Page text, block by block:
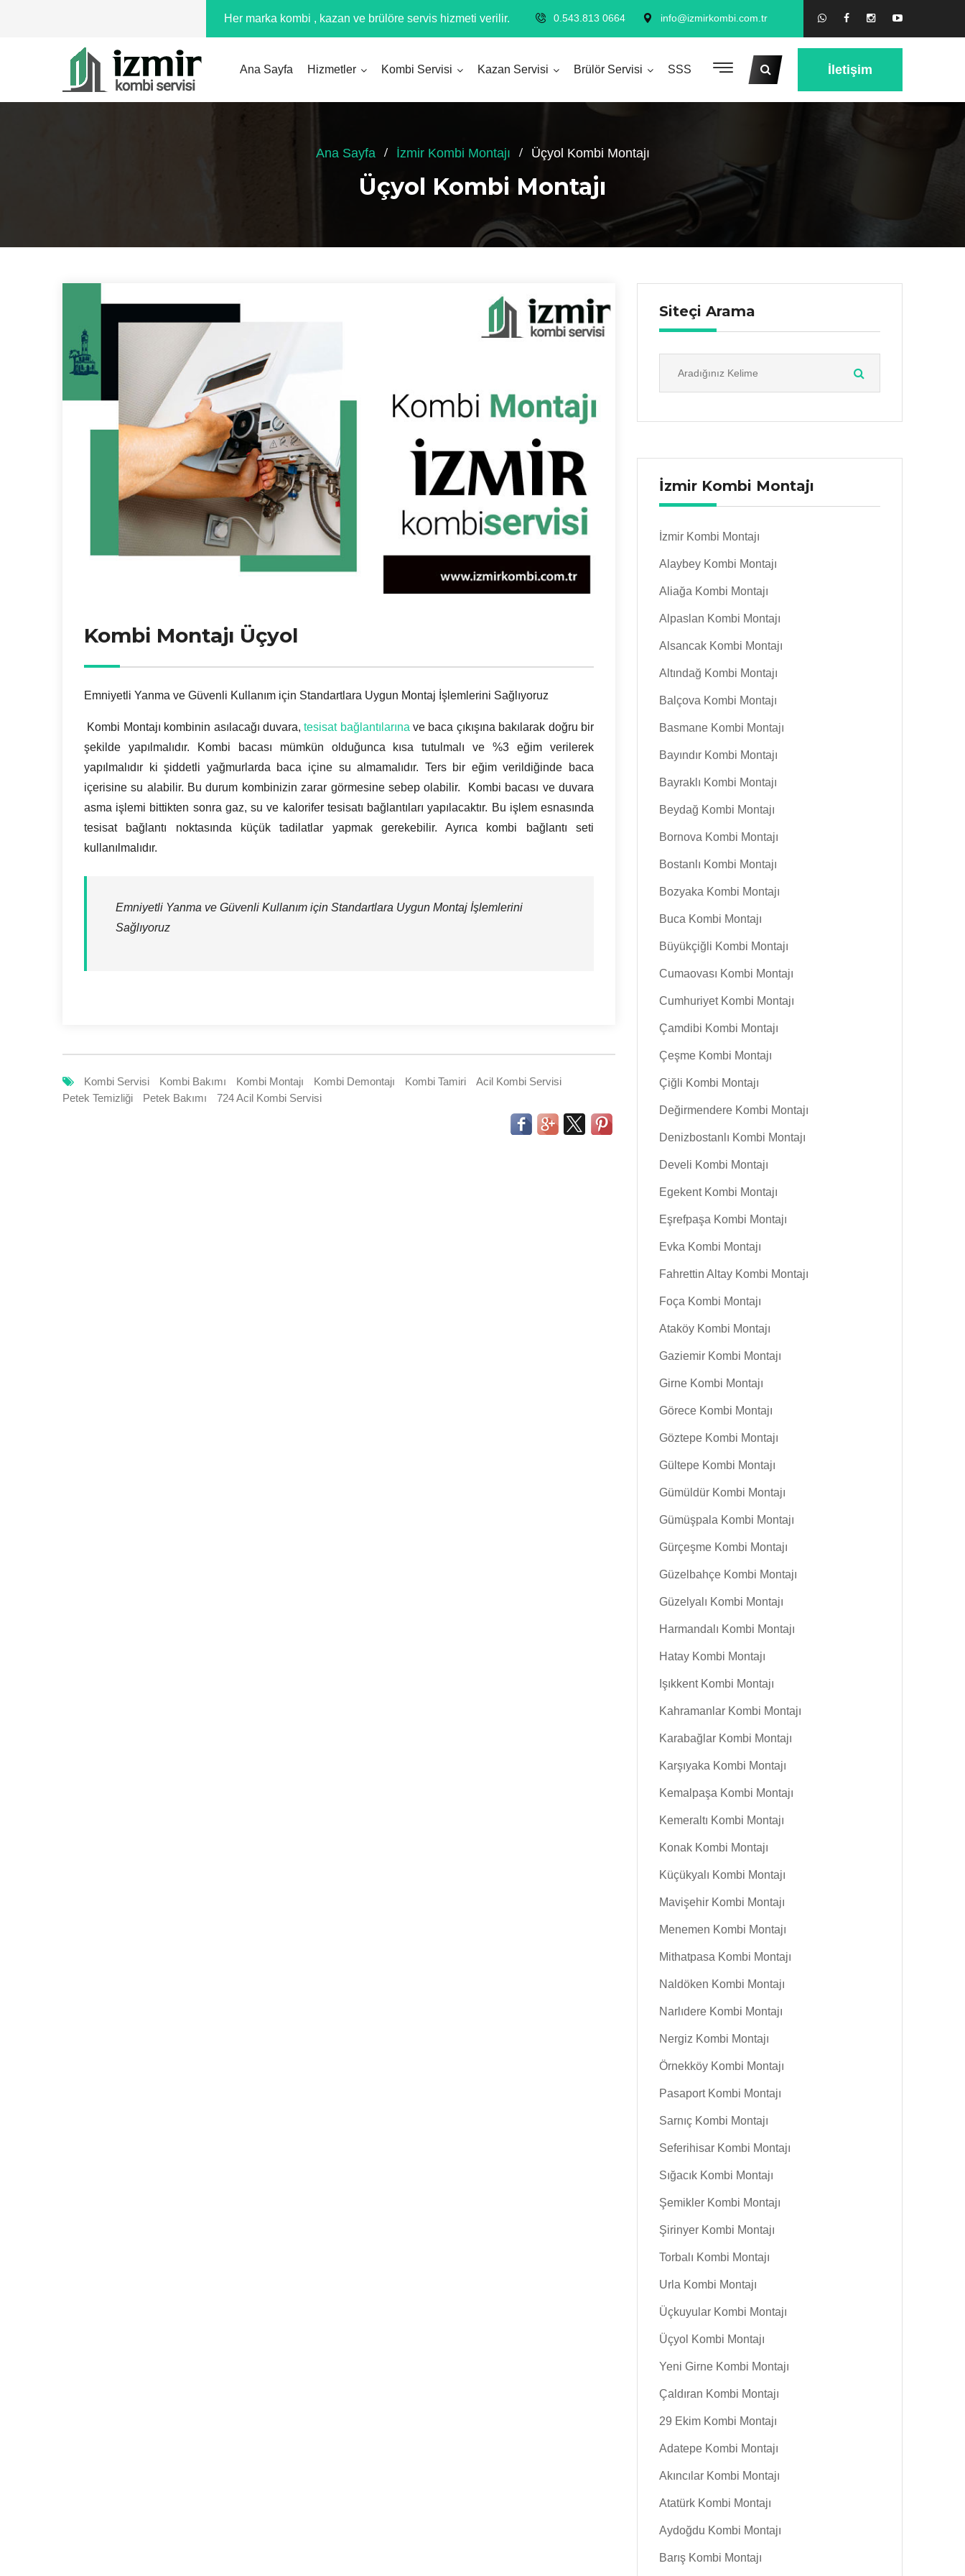
Her marka kombi , kazan ve brülöre servis hizmeti verilir. 0.543.813 0664 info@izmirkombi.com.tr
Ana Sayfa Hizmetler Kombi Servisi Kazan Servisi Brülör Servisi SSS İletişim
Ana Sayfa İzmir Kombi Montajı Üçyol Kombi Montajı
Üçyol Kombi Montajı
Kombi Montajı Üçyol
Emniyetli Yanma ve Güvenli Kullanım için Standartlara Uygun Montaj İşlemlerini Sağlıyoruz
Kombi Montajı kombinin asılacağı duvara,tesisat bağlantılarına ve baca çıkışına bakılarak doğru bir
şekilde yapılmalıdır. Kombi bacası mümkün olduğunca kısa tutulmalı ve %3 eğim verilerek
yapılmalıdır ki şiddetli yağmurlarda baca içine su almamalıdır. Ters bir eğim verildiğinde baca
içerisine su alabilir. Bu durum kombinizin zarar görmesine sebep olabilir. Kombi bacası ve duvara
asma işlemi bittikten sonra gaz, su ve kalorifer tesisatı bağlantıları yapılacaktır. Bu işlem esnasında
tesisat bağlantı noktasında küçük tadilatlar yapmak gerekebilir. Ayrıca kombi bağlantı seti
kullanılmalıdır.
Emniyetli Yanma ve Güvenli Kullanım için Standartlara Uygun Montaj İşlemlerini
Sağlıyoruz
Kombi Servisi Kombi Bakımı Kombi Montajı Kombi Demontajı Kombi Tamiri
Acil Kombi Servisi
Petek Temizliği
Petek Bakımı 724 Acil Kombi Servisi
Siteçi Arama
İzmir Kombi Montajı
İzmir Kombi Montajı
Alaybey Kombi Montajı
Aliağa Kombi Montajı
Alpaslan Kombi Montajı
Alsancak Kombi Montajı
Altındağ Kombi Montajı
Balçova Kombi Montajı
Basmane Kombi Montajı
Bayındır Kombi Montajı
Bayraklı Kombi Montajı
Beydağ Kombi Montajı
Bornova Kombi Montajı
Bostanlı Kombi Montajı
Bozyaka Kombi Montajı
Buca Kombi Montajı
Büyükçiğli Kombi Montajı
Cumaovası Kombi Montajı
Cumhuriyet Kombi Montajı
Çamdibi Kombi Montajı
Çeşme Kombi Montajı
Çiğli Kombi Montajı
Değirmendere Kombi Montajı
Denizbostanlı Kombi Montajı
Develi Kombi Montajı
Egekent Kombi Montajı
Eşrefpaşa Kombi Montajı
Evka Kombi Montajı
Fahrettin Altay Kombi Montajı
Foça Kombi Montajı
Ataköy Kombi Montajı
Gaziemir Kombi Montajı
Girne Kombi Montajı
Görece Kombi Montajı
Göztepe Kombi Montajı
Gültepe Kombi Montajı
Gümüldür Kombi Montajı
Gümüşpala Kombi Montajı
Gürçeşme Kombi Montajı
Güzelbahçe Kombi Montajı
Güzelyalı Kombi Montajı
Harmandalı Kombi Montajı
Hatay Kombi Montajı
Işıkkent Kombi Montajı
Kahramanlar Kombi Montajı
Karabağlar Kombi Montajı
Karşıyaka Kombi Montajı
Kemalpaşa Kombi Montajı
Kemeraltı Kombi Montajı
Konak Kombi Montajı
Küçükyalı Kombi Montajı
Mavişehir Kombi Montajı
Menemen Kombi Montajı
Mithatpasa Kombi Montajı
Naldöken Kombi Montajı
Narlıdere Kombi Montajı
Nergiz Kombi Montajı
Örnekköy Kombi Montajı
Pasaport Kombi Montajı
Sarnıç Kombi Montajı
Seferihisar Kombi Montajı
Sığacık Kombi Montajı
Şemikler Kombi Montajı
Şirinyer Kombi Montajı
Torbalı Kombi Montajı
Urla Kombi Montajı
Üçkuyular Kombi Montajı
Üçyol Kombi Montajı
Yeni Girne Kombi Montajı
Çaldıran Kombi Montajı
29 Ekim Kombi Montajı
Adatepe Kombi Montajı
Akıncılar Kombi Montajı
Atatürk Kombi Montajı
Aydoğdu Kombi Montajı
Barış Kombi Montajı